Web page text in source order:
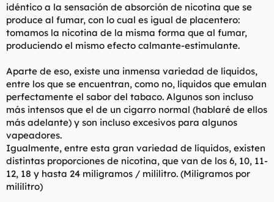
idéntico a la sensación de absorción de nicotina que se
produce al fumar, con lo cual es igual de placentero:
tomamos la nicotina de la misma forma que al fumar,
produciendo el mismo efecto calmante-estimulante.
Aparte de eso, existe una inmensa variedad de líquidos,
entre los que se encuentran, como no, líquidos que emulan
perfectamente el sabor del tabaco. Algunos son incluso
más intensos que el de un cigarro normal (hablaré de ellos
más adelante) y son incluso excesivos para algunos
vapeadores.
Igualmente, entre esta gran variedad de líquidos, existen
distintas proporciones de nicotina, que van de los 6, 10, 11-
12, 18 y hasta 24 miligramos / mililitro. (Miligramos por
mililitro)